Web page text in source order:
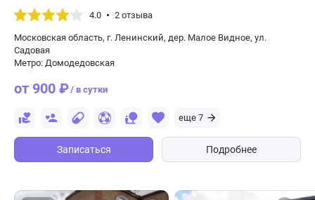
4.0 2 отзыва
Московская область, г. Ленинский, дер. Малое Видное, ул.
Садовая
Метро: Домодедовская
от 900 ₽/ в сутки
еще 7
Записаться Подробнее